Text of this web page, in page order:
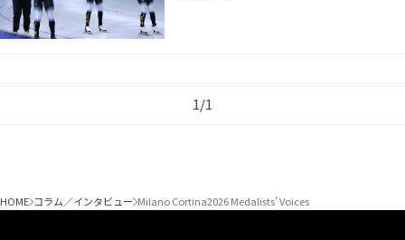
1/1
HOME コラム／インタビュー Milano Cortina2026 Medalists’ Voices